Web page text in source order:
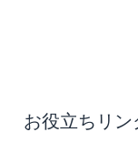
お役立ちリン